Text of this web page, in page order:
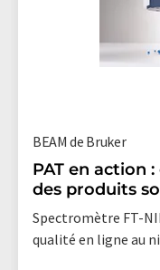
BEAM de Bruker
PAT en action
des produits
Spectromètre FT-
qualité en ligne au